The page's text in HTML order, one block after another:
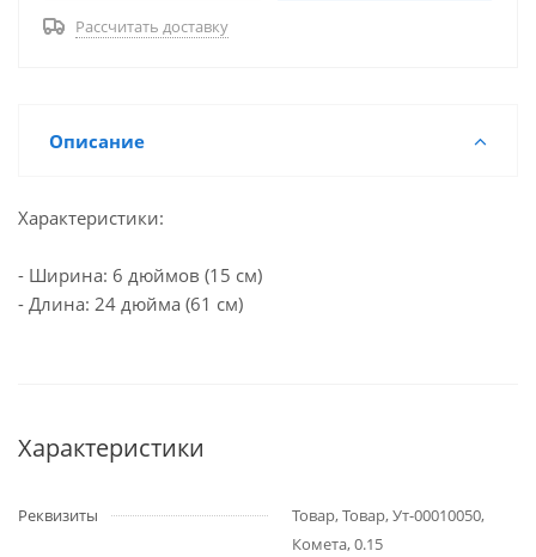
Рассчитать доставку
Описание
Характеристики:
- Ширина: 6 дюймов (15 см)
- Длина: 24 дюйма (61 см)
Характеристики
Реквизиты
Товар, Товар, Ут-00010050,
Комета, 0.15